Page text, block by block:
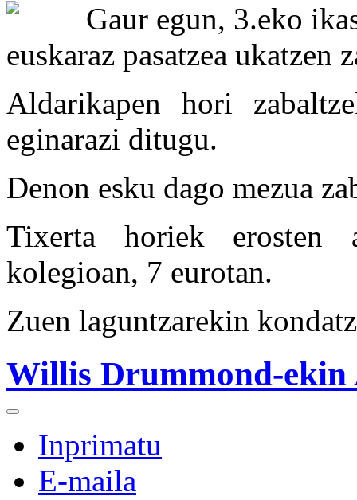
Gaur egun, 3.eko
euskaraz pasatzea ukatzen
Aldarikapen hori
eginarazi ditugu.
Denon esku dago mezua
Tixerta horiek erosten
kolegioan, 7 eurotan.
Zuen laguntzarekin
Willis Drummond-ekin
Inprimatu
E-maila